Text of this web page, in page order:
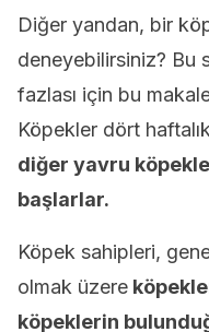
Diğer yandan, bir
deneyebilirsiniz? Bu
fazlası için bu
Köpekler dört
diğer yavru
başlarlar.
Köpek sahipleri,
olmak üzere
köpeklerin